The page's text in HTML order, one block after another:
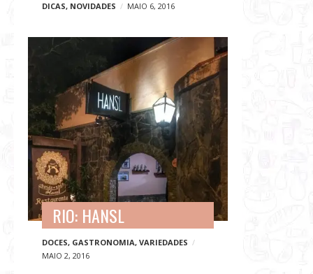
DICAS, NOVIDADES MAIO 6, 2016
RIO: HANSL
DOCES, GASTRONOMIA, VARIEDADES
MAIO 2, 2016